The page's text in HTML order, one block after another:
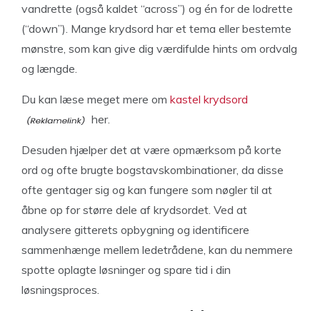
vandrette (også kaldet “across”) og én for de lodrette
(“down”). Mange krydsord har et tema eller bestemte
mønstre, som kan give dig værdifulde hints om ordvalg
og længde.
Du kan læse meget mere om kastel krydsord
her.
Desuden hjælper det at være opmærksom på korte
ord og ofte brugte bogstavskombinationer, da disse
ofte gentager sig og kan fungere som nøgler til at
åbne op for større dele af krydsordet. Ved at
analysere gitterets opbygning og identificere
sammenhænge mellem ledetrådene, kan du nemmere
spotte oplagte løsninger og spare tid i din
løsningsproces.